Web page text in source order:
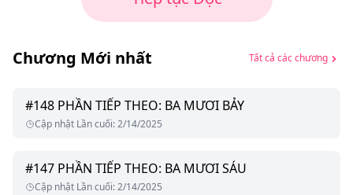
Chương Mới nhất Tất cả các chương
#148 PHẦN TIẾP THEO: BA MƯƠI BẢY
Cập nhật Lần cuối:2/14/2025
#147 PHẦN TIẾP THEO: BA MƯƠI SÁU
Cập nhật Lần cuối:2/14/2025